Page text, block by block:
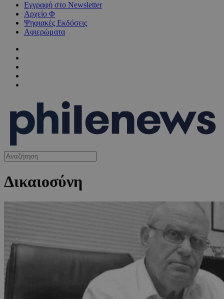
Εγγραφή στο Newsletter
Αρχείο Φ
Ψηφιακές Εκδόσεις
Αφιερώματα
Δικαιοσύνη